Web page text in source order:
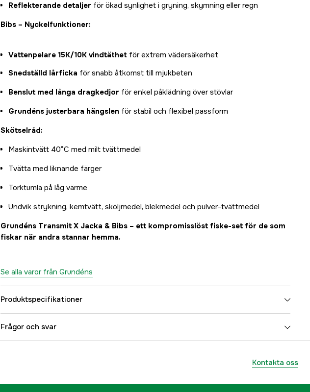
Reflekterande detaljer för ökad synlighet i gryning, skymning eller regn
Bibs – Nyckelfunktioner:
Vattenpelare 15K/10K vindtäthet för extrem vädersäkerhet
Snedställd lårficka för snabb åtkomst till mjukbeten
Benslut med långa dragkedjor för enkel påklädning över stövlar
Grundéns justerbara hängslen för stabil och flexibel passform
Skötselråd:
Maskintvätt 40°C med milt tvättmedel
Tvätta med liknande färger
Torktumla på låg värme
Undvik strykning, kemtvätt, sköljmedel, blekmedel och pulver-tvättmedel
Grundéns Transmit X Jacka & Bibs – ett kompromisslöst fiske-set för de som
fiskar när andra stannar hemma.
Se alla varor från Grundéns
Produktspecifikationer
Färgton
Frågor och svar
Kontakta oss